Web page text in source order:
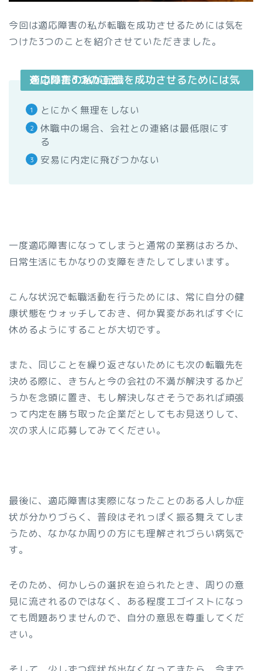
今回は適応障害の私が転職を成功させるためには気を
つけた3つのことを紹介させていただきました。
適応障害の私が転職を成功させるためには気をつけた3つのこと
とにかく無理をしない
休職中の場合、会社との連絡は最低限にす
る
安易に内定に飛びつかない
一度適応障害になってしまうと通常の業務はおろか、
日常生活にもかなりの支障をきたしてしまいます。
こんな状況で転職活動を行うためには、常に自分の健
康状態をウォッチしておき、何か異変があればすぐに
休めるようにすることが大切です。
また、同じことを繰り返さないためにも次の転職先を
決める際に、きちんと今の会社の不満が解決するかど
うかを念頭に置き、もし解決しなさそうであれば頑張
って内定を勝ち取った企業だとしてもお見送りして、
次の求人に応募してみてください。
最後に、適応障害は実際になったことのある人しか症
状が分かりづらく、普段はそれっぽく振る舞えてしま
うため、なかなか周りの方にも理解されづらい病気で
す。
そのため、何かしらの選択を迫られたとき、周りの意
見に流されるのではなく、ある程度エゴイストになっ
ても問題ありませんので、自分の意思を尊重してくだ
さい。